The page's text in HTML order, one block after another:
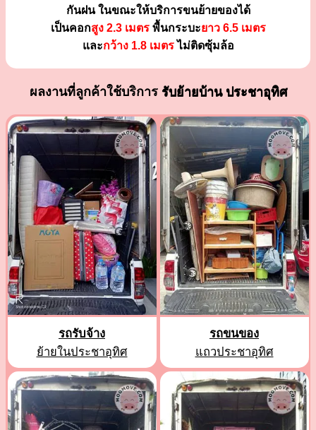
กันฝน ในขณะให้บริการขนย้ายของได้
เป็นคอกสูง 2.3 เมตรพื้นกระบะยาว 6.5 เมตร
และกว้าง 1.8 เมตรไม่ติดซุ้มล้อ
ผลงานที่ลูกค้าใช้บริการ รับย้ายบ้าน ประชาอุทิศ
รถรับจ้าง
ย้ายในประชาอุทิศ
รถขนของ
แถวประชาอุทิศ